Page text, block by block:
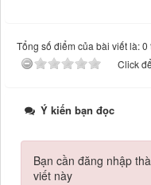
Tổng số điểm của bài viết là:
Click
Ý kiến bạn đọc
Bạn cần đăng nhập
viết này